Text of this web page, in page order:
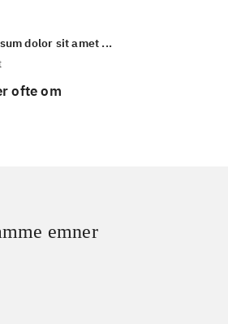
dolor sit amet ...
ofte om
emner